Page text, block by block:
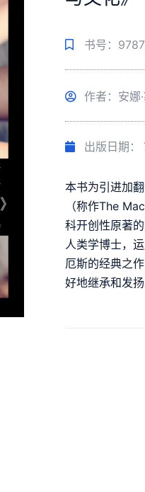
书号：
作者：安娜
出版日期：
本书为引进加
（称作The
科开创性原著
人类学博士，
厄斯的经典之
好地继承和发